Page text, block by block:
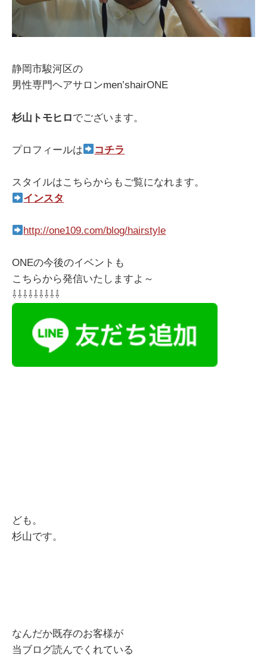
静岡市駿河区の
男性専門ヘアサロンmen’shairONE
杉山トモヒロでございます。
プロフィールは コチラ
スタイルはこちらからもご覧になれます。
インスタ
http://one109.com/blog/hairstyle
ONEの今後のイベントも
こちらから発信いたしますよ～
⇩⇩⇩⇩⇩⇩⇩⇩⇩
ども。
杉山です。
なんだか既存のお客様が
当ブログ読んでくれている